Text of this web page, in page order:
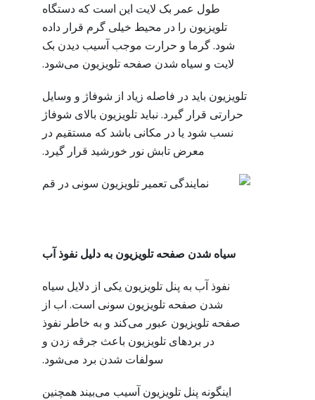
طول عمر بک لایت این است که دستگاه
تلویزیون را در محیط خیلی گرم قرار داده
شود. گرما و حرارت موجب آسیب دیدن بک
لایت و سیاه شدن صفحه تلویزیون می‌شود.
تلویزیون باید در فاصله زیاد از شوفاژ و وسایل
حرارتی قرار گیرد. نباید تلویزیون بالای شوفاژ
نسب شود یا در مکانی باشد که مستقیم در
معرض تابش نور خورشید قرار گیرد.
سیاه شدن صفحه تلویزیون به دلیل نفوذ آب
نفوذ آب به پنل تلویزیون یکی از دلایل سیاه
شدن صفحه تلویزیون سونی است. اب از
صفحه تلویزیون عبور می‌کند و به خاطر نفوذ
در بردهای تلویزیون باعث جرقه زدن و
سولفات شدن برد می‌شود.
اینگونه پنل تلویزیون آسیب می‌بیند همچنین